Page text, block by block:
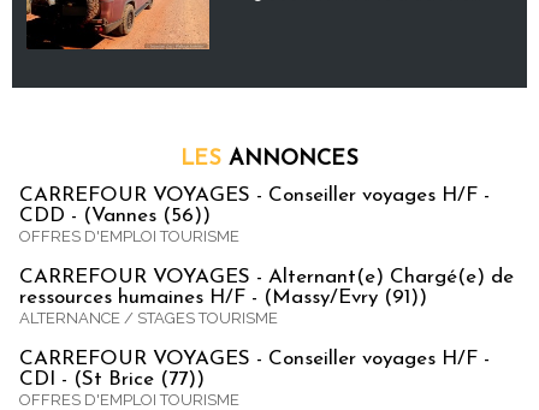
LES ANNONCES
CARREFOUR VOYAGES - Conseiller voyages H/F -
CDD - (Vannes (56))
OFFRES D'EMPLOI TOURISME
CARREFOUR VOYAGES - Alternant(e) Chargé(e) de
ressources humaines H/F - (Massy/Evry (91))
ALTERNANCE / STAGES TOURISME
CARREFOUR VOYAGES - Conseiller voyages H/F -
CDI - (St Brice (77))
OFFRES D'EMPLOI TOURISME